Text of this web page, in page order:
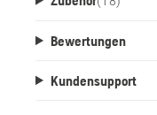
Bewertungen
Kundensupport